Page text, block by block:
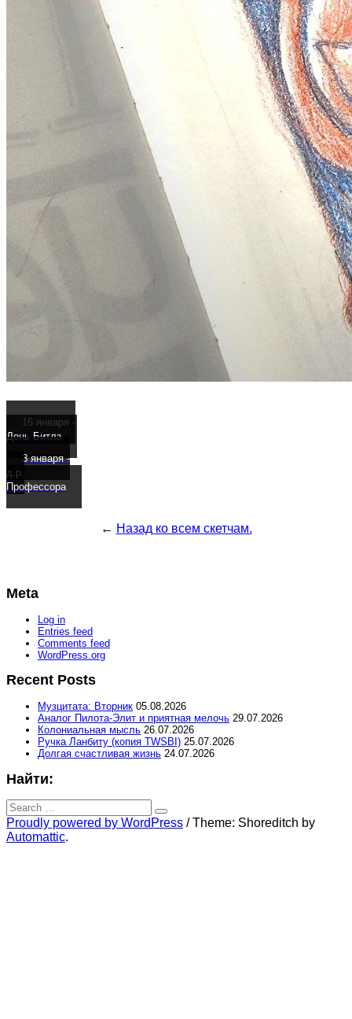
16 января -
День Битлз
3 января -
д.р.
Профессора
← Назад ко всем скетчам.
Meta
Log in
Entries feed
Comments feed
WordPress.org
Recent Posts
Музцитата: Вторник 05.08.2026
Аналог Пилота-Элит и приятная мелочь 29.07.2026
Колониальная мысль 26.07.2026
Ручка Ланбиту (копия TWSBI) 25.07.2026
Долгая счастливая жизнь 24.07.2026
Найти:
Search
for:
Search
Proudly powered by WordPress /Theme: Shoreditch by
Automattic.